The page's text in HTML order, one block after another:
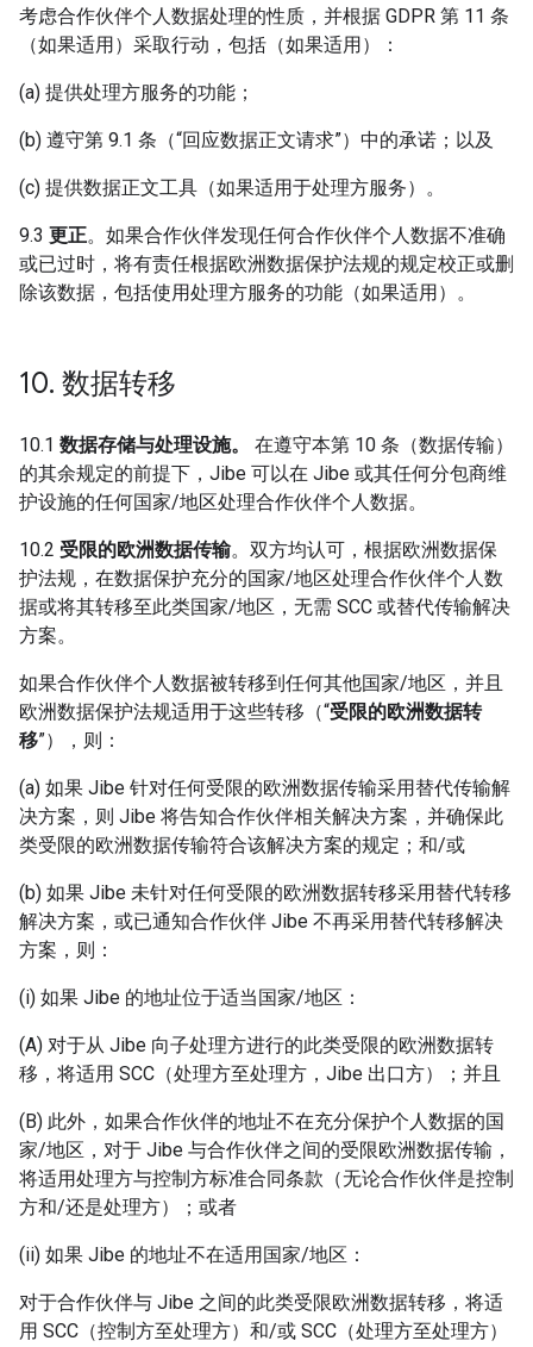
考虑合作伙伴个人数据处理的性质，并根据 GDPR 第 11 条
（如果适用）采取行动，包括（如果适用）：
(a) 提供处理方服务的功能；
(b) 遵守第 9.1 条（“回应数据正文请求”）中的承诺；以及
(c) 提供数据正文工具（如果适用于处理方服务）。
9.3 更正。如果合作伙伴发现任何合作伙伴个人数据不准确
或已过时，将有责任根据欧洲数据保护法规的规定校正或删
除该数据，包括使用处理方服务的功能（如果适用）。
10. 数据转移
10.1 数据存储与处理设施。
在遵守本第 10 条（数据传输）
的其余规定的前提下，Jibe 可以在 Jibe 或其任何分包商维
护设施的任何国家/地区处理合作伙伴个人数据。
10.2 受限的欧洲数据传输。双方均认可，根据欧洲数据保
护法规，在数据保护充分的国家/地区处理合作伙伴个人数
据或将其转移至此类国家/地区，无需 SCC 或替代传输解决
方案。
如果合作伙伴个人数据被转移到任何其他国家/地区，并且
欧洲数据保护法规适用于这些转移（“受限的欧洲数据转
移”），则：
(a) 如果 Jibe 针对任何受限的欧洲数据传输采用替代传输解
决方案，则 Jibe 将告知合作伙伴相关解决方案，并确保此
类受限的欧洲数据传输符合该解决方案的规定；和/或
(b) 如果 Jibe 未针对任何受限的欧洲数据转移采用替代转移
解决方案，或已通知合作伙伴 Jibe 不再采用替代转移解决
方案，则：
(i) 如果 Jibe 的地址位于适当国家/地区：
(A) 对于从 Jibe 向子处理方进行的此类受限的欧洲数据转
移，将适用 SCC（处理方至处理方，Jibe 出口方）；并且
(B) 此外，如果合作伙伴的地址不在充分保护个人数据的国
家/地区，对于 Jibe 与合作伙伴之间的受限欧洲数据传输，
将适用处理方与控制方标准合同条款（无论合作伙伴是控制
方和/还是处理方）；或者
(ii) 如果 Jibe 的地址不在适用国家/地区：
对于合作伙伴与 Jibe 之间的此类受限欧洲数据转移，将适
用 SCC（控制方至处理方）和/或 SCC（处理方至处理方）